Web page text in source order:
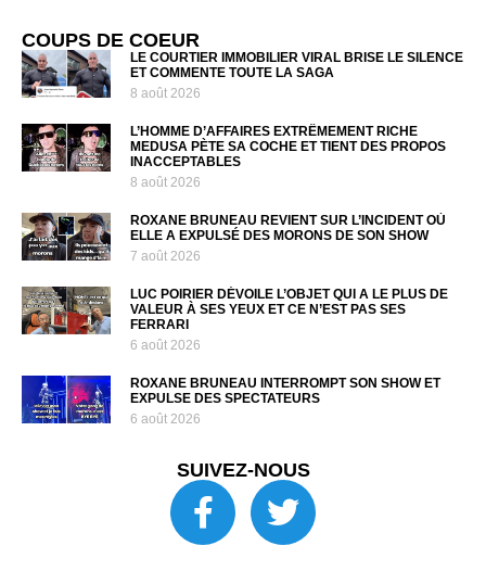
COUPS DE COEUR
LE COURTIER IMMOBILIER VIRAL BRISE LE SILENCE
ET COMMENTE TOUTE LA SAGA
8 août 2026
L’HOMME D’AFFAIRES EXTRÊMEMENT RICHE
MEDUSA PÈTE SA COCHE ET TIENT DES PROPOS
INACCEPTABLES
8 août 2026
ROXANE BRUNEAU REVIENT SUR L’INCIDENT OÙ
ELLE A EXPULSÉ DES MORONS DE SON SHOW
7 août 2026
LUC POIRIER DÉVOILE L’OBJET QUI A LE PLUS DE
VALEUR À SES YEUX ET CE N’EST PAS SES
FERRARI
6 août 2026
ROXANE BRUNEAU INTERROMPT SON SHOW ET
EXPULSE DES SPECTATEURS
6 août 2026
SUIVEZ-NOUS